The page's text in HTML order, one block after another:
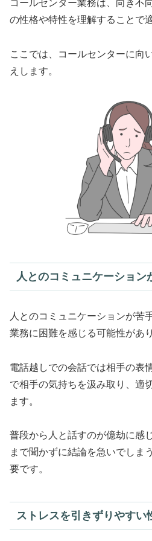
コールセンター業務は、向き不
の性格や特性を理解することで
ここでは、コールセンターに向
えします。
人とのコミュニケーション
人とのコミュニケーションが苦
業務に困難を感じる可能性があ
電話越しでの会話では相手の表
で相手の気持ちを汲み取り、適
ます。
普段から人と話すのが億劫に感
まで聞かずに結論を急いでしま
要です。
ストレスを引きずりやすい